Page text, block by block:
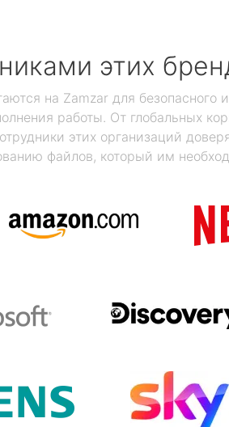
этих
на Zamzar для безопасного
работы. От глобальных
этих организаций
файлов, который им